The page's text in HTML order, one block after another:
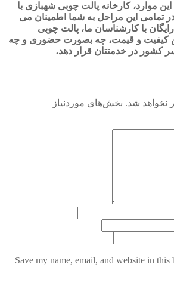
موارد، کارخانه پالت چوبی شهبازی با
تمامی این مراحل به شما اطمینان می
با کارشناسان ما، پالت چوبی
کیفیت و قیمت، چه بصورت حضوری و چه
کشور در خدمتتان قرار دهد.
نخواهد شد. بخش‌های موردنیاز
Save my name, email, and website in